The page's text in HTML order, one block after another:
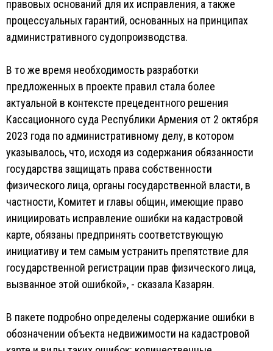
правовых оснований для их исправления, а также
процессуальных гарантий, основанных на принципах
административного судопроизводства.
В то же время необходимость разработки
предложенных в проекте правил стала более
актуальной в контексте прецедентного решения
Кассационного суда Республики Армения от 2 октября
2023 года по административному делу, в котором
указывалось, что, исходя из содержания обязанности
государства защищать права собственности
физического лица, органы государственной власти, в
частности, Комитет и главы общин, имеющие право
инициировать исправление ошибки на кадастровой
карте, обязаны предпринять соответствующую
инициативу и тем самым устранить препятствие для
государственной регистрации прав физического лица,
вызванное этой ошибкой», - сказала Казарян.
В пакете подробно определены содержание ошибки в
обозначении объекта недвижимости на кадастровой